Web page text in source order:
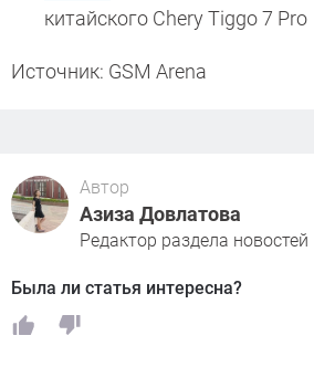
китайского Chery Tiggo 7 Pro
Источник: GSM Arena
Автор
Азиза Довлатова
Редактор раздела новостей
Была ли статья интересна?